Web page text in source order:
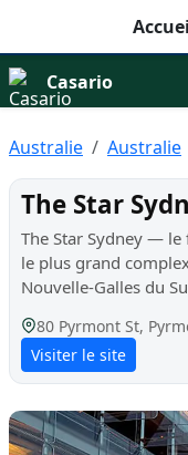
Casario
Australie Australie
The Star
The Star Sydney — le
le plus grand
Nouvelle-Galles du
80 Pyrmont St,
Visiter le site